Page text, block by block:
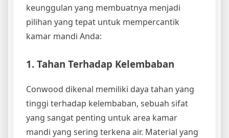
keunggulan yang membuatnya menjadi
pilihan yang tepat untuk mempercantik
kamar mandi Anda:
1. Tahan Terhadap Kelembaban
Conwood dikenal memiliki daya tahan yang
tinggi terhadap kelembaban, sebuah sifat
yang sangat penting untuk area kamar
mandi yang sering terkena air. Material yang